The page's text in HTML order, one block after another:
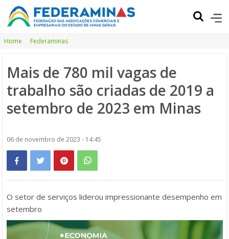
Home Federaminas
Mais de 780 mil vagas de
trabalho são criadas de 2019 a
setembro de 2023 em Minas
06 de novembro de 2023 - 14:45
O setor de serviços liderou impressionante desempenho em
setembro